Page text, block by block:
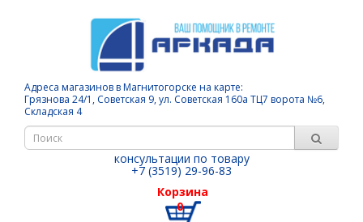
Адреса магазинов в Магнитогорске на карте:
Грязнова 24/1, Советская 9, ул. Советская 160а ТЦ7 ворота №6,
Складская 4
консультации по товару
+7 (3519) 29-96-83
Корзина
0